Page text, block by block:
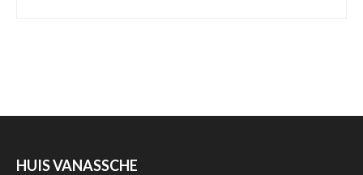
HUIS VANASSCHE